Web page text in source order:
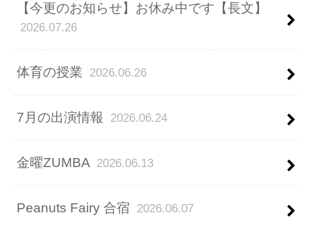
【今更のお知らせ】お休み中です【長文】
2026.07.26
体育の授業 2026.06.26
7月の出演情報 2026.06.24
金曜ZUMBA 2026.06.13
Peanuts Fairy 合宿 2026.06.07